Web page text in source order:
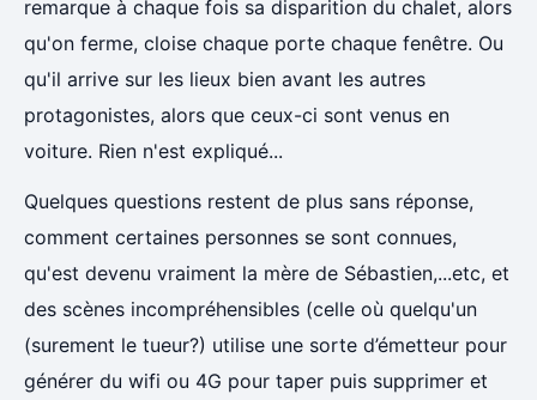
remarque à chaque fois sa disparition du chalet, alors
qu'on ferme, cloise chaque porte chaque fenêtre. Ou
qu'il arrive sur les lieux bien avant les autres
protagonistes, alors que ceux-ci sont venus en
voiture. Rien n'est expliqué...
Quelques questions restent de plus sans réponse,
comment certaines personnes se sont connues,
qu'est devenu vraiment la mère de Sébastien,...etc, et
des scènes incompréhensibles (celle où quelqu'un
(surement le tueur?) utilise une sorte d’émetteur pour
générer du wifi ou 4G pour taper puis supprimer et